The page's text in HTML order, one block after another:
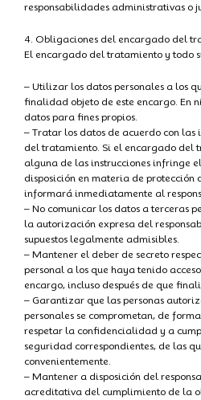
responsabilidades administrativas o
4. Obligaciones del encargado del
El encargado del tratamiento y todo
– Utilizar los datos personales a los
finalidad objeto de este encargo. En
datos para fines propios.
– Tratar los datos de acuerdo con las
del tratamiento. Si el encargado del
alguna de las instrucciones infringe
disposición en materia de protección
informará inmediatamente al
– No comunicar los datos a terceras
la autorización expresa del
supuestos legalmente admisibles.
– Mantener el deber de secreto
personal a los que haya tenido
encargo, incluso después de que
– Garantizar que las personas
personales se comprometan, de
respetar la confidencialidad y a
seguridad correspondientes, de las
convenientemente.
– Mantener a disposición del
acreditativa del cumplimiento de la